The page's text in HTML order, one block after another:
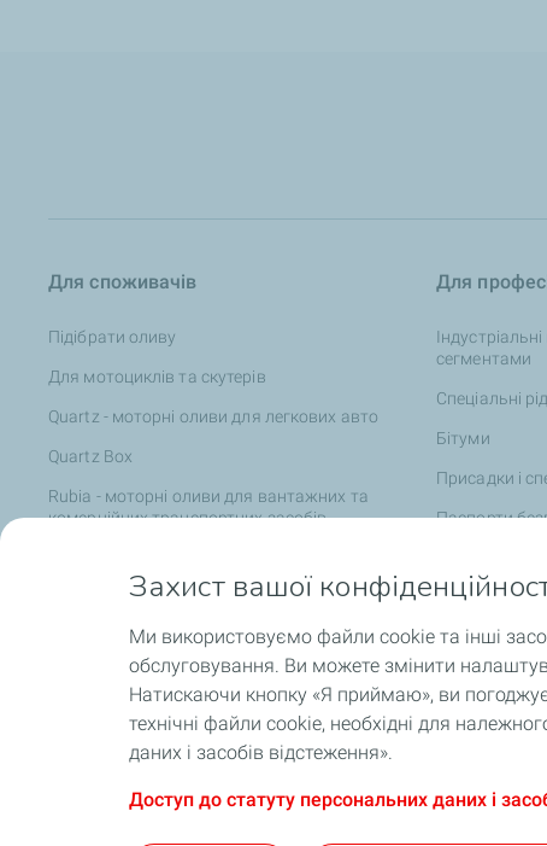
Для споживачів
Підібрати оливу
Для мотоциклів та скутерів
Quartz - моторні оливи для легкових авто
Quartz Box
Rubia - моторні оливи для вантажних та
комерційних транспортних засобів
сільськогосподарської техніки
Катери та яхти
EV Fluids для електротранспорту
Партнерські сервісні центри TotalEnergies
Для
сегментами
Спеціальні
Бітуми
Присадки і
Паспорти
Захист вашої
Ми використовуємо файли cookie та інші
обслуговування. Ви можете змінити
Натискаючи кнопку «Я приймаю», ви
технічні файли cookie, необхідні для
даних і засобів відстеження».
Доступ до статуту персональних даних і